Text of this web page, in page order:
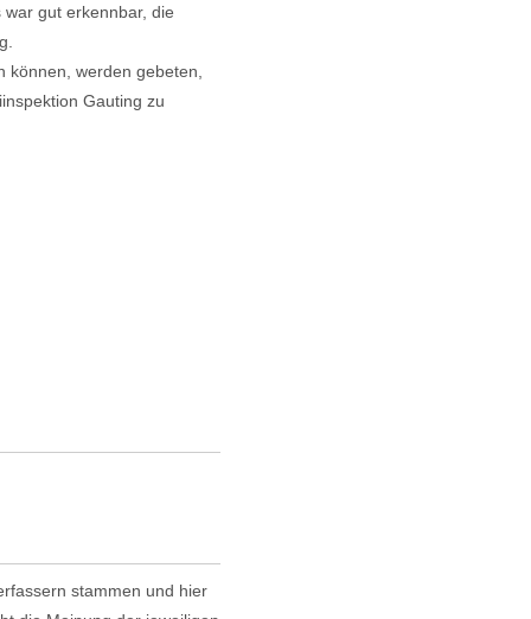
gut erkennbar, die
können, werden gebeten,
Gauting zu
stammen und hier